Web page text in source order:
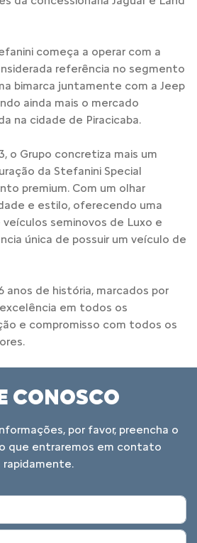
começa a operar com a
referência no segmento
bimarca juntamente com a Jeep
ainda mais o mercado
na cidade de Piracicaba.
o Grupo concretiza mais um
da Stefanini Special
premium. Com um olhar
e estilo, oferecendo uma
seminovos de Luxo e
única de possuir um veículo de
anos de história, marcados por
em todos os
e compromisso com todos os
CONOSCO
por favor, preencha o
que entraremos em contato
rapidamente.